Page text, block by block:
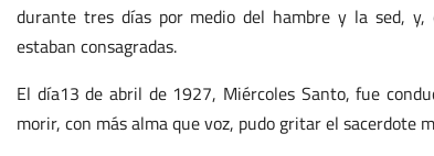
durante tres días por medio del hambre y la sed, y,
estaban consagradas.
El día13 de abril de 1927, Miércoles Santo, fue
morir, con más alma que voz, pudo gritar el sacerdote